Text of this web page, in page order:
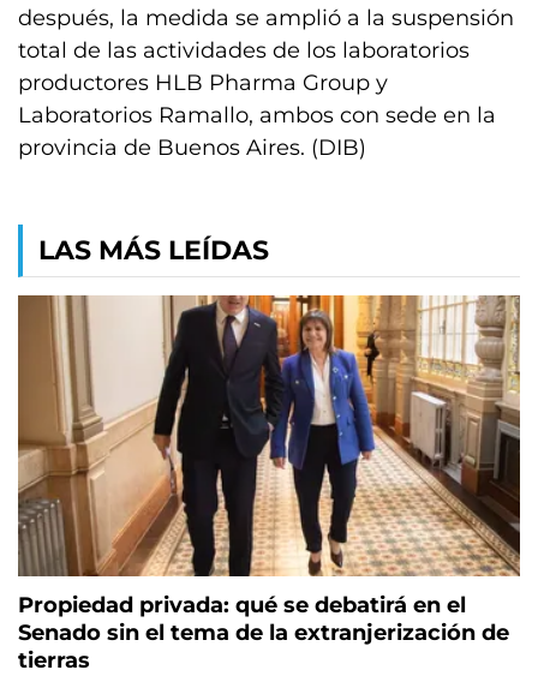
después, la medida se amplió a la suspensión
total de las actividades de los laboratorios
productores HLB Pharma Group y
Laboratorios Ramallo, ambos con sede en la
provincia de Buenos Aires. (DIB)
LAS MÁS LEÍDAS
Propiedad privada: qué se debatirá en el
Senado sin el tema de la extranjerización de
tierras